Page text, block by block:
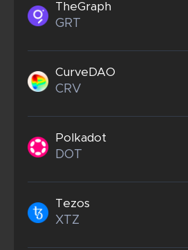
TheGraph
GRT
CurveDAO
CRV
Polkadot
DOT
Tezos
XTZ